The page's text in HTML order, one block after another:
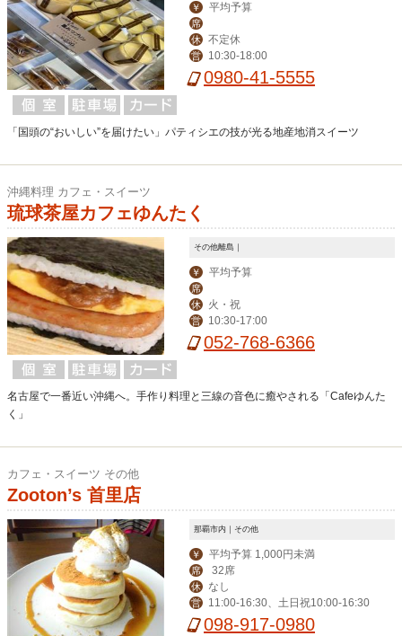
￥ 平均予算
席
休
不定休
営 10:30-18:00
0980-41-5555
「国頭の“おいしい”を届けたい」パティシエの技が光る地産地消スイーツ
沖縄料理 カフェ・スイーツ
琉球茶屋カフェゆんたく
その他離島｜
￥ 平均予算
席
休
火・祝
営 10:30-17:00
052-768-6366
名古屋で一番近い沖縄へ。手作り料理と三線の音色に癒やされる「Cafeゆんた
く」
カフェ・スイーツ その他
Zooton’s 首里店
那覇市内｜その他
￥ 平均予算 1,000円未満
席 32席
休 なし
営 11:00-16:30、土日祝10:00-16:30
098-917-0980